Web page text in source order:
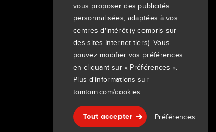
Aide & support
À propos de nous
Entreprise
Clients
Événements
Communiqués de presse
Investisseurs
Routing
9th item of footer
vous proposer des publicités
personnalisées, adaptées à vos
centres d'intérêt (y compris sur
des sites Internet tiers). Vous
pouvez modifier vos préférences
en cliquant sur « Préférences ».
Plus d'informations sur
tomtom.com/cookies.
Tout accepter Préférences